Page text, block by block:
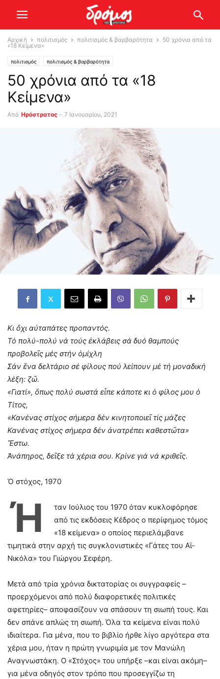
Αρχική πολιτισμός πολιτισμός & βαρβαρότητα
50 χρόνια από τα
«18 Κείμενα»
πολιτισμός πολιτισμός & βαρβαρότητα
50 χρόνια από τα «18
Κείμενα»
Από Ηρόστρατος - 7 Ιανουαρίου, 2021
Κι ὄχι αὐταπάτες προπαντός.
Τό πολύ-πολύ νά τούς ἐκλάβεις σά δυό θαμπούς
προβολεῖς μές στήν ὁμίχλη
Σάν ἕνα δελτάριο σέ φίλους πού λείπουν μέ τή μοναδική
λέξη: ζῶ.
«Γιατί», ὅπως πολύ σωστά εἶπε κάποτε κι ὁ φίλος μου ὁ
Τίτος,
«Κανένας στίχος σήμερα δέν κινητοποιεῖ τίς μάζες
Κανένας στίχος σήμερα δέν ἀνατρέπει καθεστῶτα»
Ἔστω.
Ἀνάπηρος, δεῖξε τά χέρια σου. Κρίνε γιά νά κριθεῖς.
Ὁ στόχος, 1970
Ή
ταν Ιούλιος του 1970 όταν κυκλοφόρησε
από τις εκδόσεις Κέδρος ο περίφημος τόμος
«18 κείμενα» ο οποίος περιελάμβανε
τιμητικά στην αρχή τις συγκλονιστικές «Γάτες του Αϊ-
Νικόλα» του Γιώργου Σεφέρη.
Μετά από τρία χρόνια δικτατορίας οι συγγραφείς –
προερχόμενοι από πολύ διαφορετικές πολιτικές
αφετηρίες– αποφασίζουν να σπάσουν τη σιωπή τους. Και
δεν σπάνε απλώς τη σιωπή. Όλα τα κείμενα είναι πολύ
ιδιαίτερα. Για μένα, που το βιβλίο ήρθε λίγο αργότερα στα
χέρια μου, ήταν η πρώτη γνωριμία με τον Μανώλη
Αναγνωστάκη. Ο «Στόχος» του υπήρξε –και είναι ακόμη–
για μένα οδηγός στον τρόπο που προσεγγίζω τη